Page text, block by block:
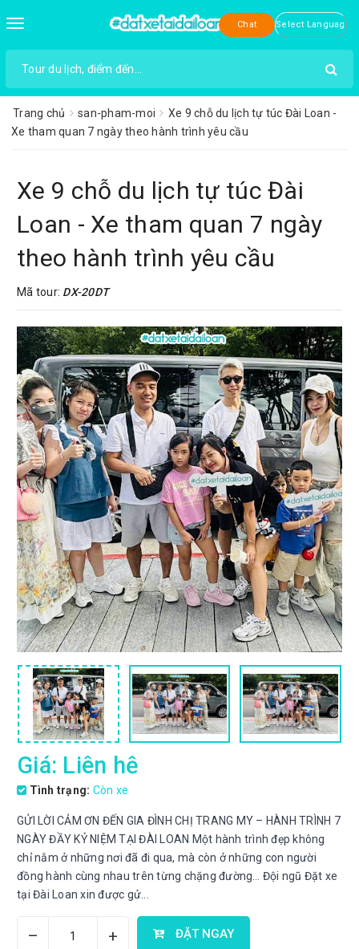
Toggle
Chat
Trang chủ san-pham-moi
Xe 9 chỗ du lịch tự túc Đài Loan -
Xe tham quan 7 ngày theo hành trình yêu cầu
Xe 9 chỗ du lịch tự túc Đài
Loan - Xe tham quan 7 ngày
theo hành trình yêu cầu
Mã tour: DX-20DT
Giá: Liên hệ
Tình trạng: Còn xe
GỬI LỜI CẢM ƠN ĐẾN GIA ĐÌNH CHỊ TRANG MY – HÀNH TRÌNH 7
NGÀY ĐẦY KỶ NIỆM TẠI ĐÀI LOAN Một hành trình đẹp không
chỉ nằm ở những nơi đã đi qua, mà còn ở những con người
đồng hành cùng nhau trên từng chặng đường… Đội ngũ Đặt xe
tại Đài Loan xin được gử...
– + ĐẶT NGAY